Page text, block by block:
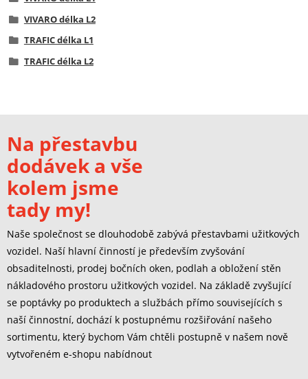
VIVARO délka L2
TRAFIC délka L1
TRAFIC délka L2
Na přestavbu
dodávek a vše
kolem jsme
tady my!
Naše společnost se dlouhodobě zabývá přestavbami užitkových
vozidel. Naší hlavní činností je především zvyšování
obsaditelnosti, prodej bočních oken, podlah a obložení stěn
nákladového prostoru užitkových vozidel. Na základě zvyšující
se poptávky po produktech a službách přímo souvisejících s
naší činnostní, dochází k postupnému rozšiřování našeho
sortimentu, který bychom Vám chtěli postupně v našem nově
vytvořeném e-shopu nabídnout